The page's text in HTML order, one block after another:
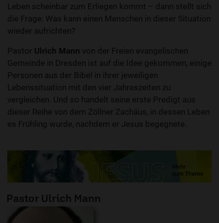
Leben scheinbar zum Erliegen kommt – dann stellt sich
die Frage: Was kann einen Menschen in dieser Situation
wieder aufrichten?
Pastor Ulrich Mann von der Freien evangelischen
Gemeinde in Dresden ist auf die Idee gekommen, einige
Personen aus der Bibel in ihrer jeweiligen
Lebenssituation mit den vier Jahreszeiten zu
vergleichen. Und so handelt seine erste Predigt aus
dieser Reihe von dem Zöllner Zachäus, in dessen Leben
es Frühling wurde, nachdem er Jesus begegnete.
Pastor Ulrich Mann